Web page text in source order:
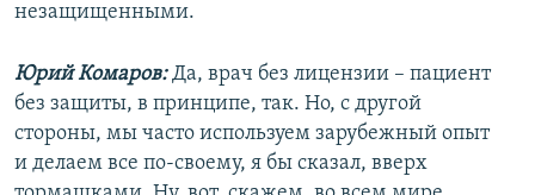
незащищенными.
Юрий Комаров:Да, врач без лицензии – пациент
без защиты, в принципе, так. Но, с другой
стороны, мы часто используем зарубежный опыт
и делаем все по-своему, я бы сказал, вверх